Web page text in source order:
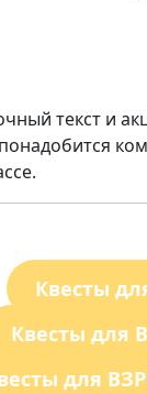
текст и
Квесты
Квесты для
для